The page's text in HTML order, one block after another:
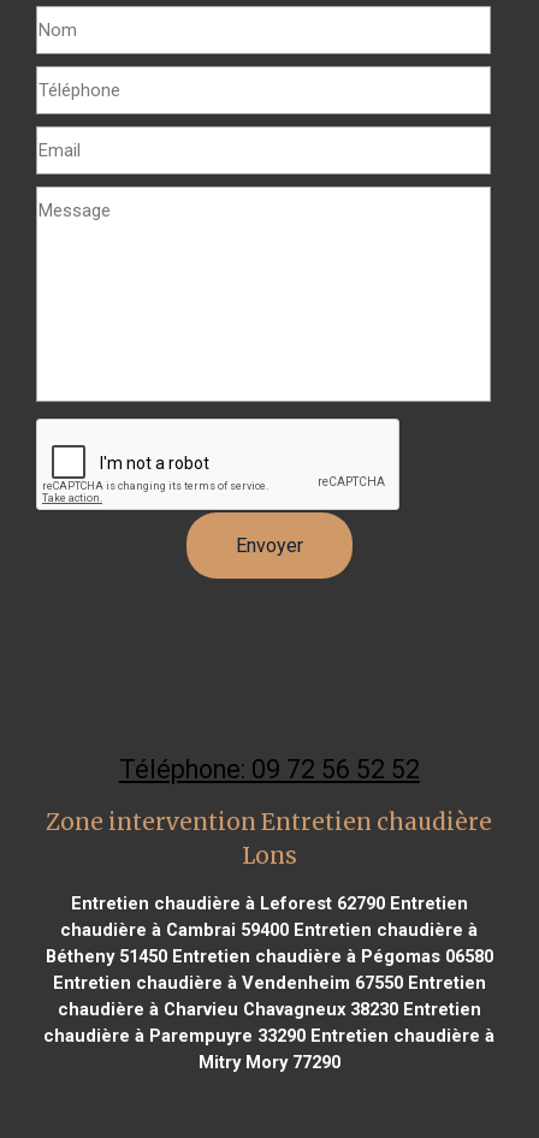
Téléphone: 09 72 56 52 52
Zone intervention Entretien chaudière
Lons
Entretien chaudière à Leforest 62790Entretien
chaudière à Cambrai 59400 Entretien chaudière à
Bétheny 51450Entretien chaudière à Pégomas 06580
Entretien chaudière à Vendenheim 67550Entretien
chaudière à Charvieu Chavagneux 38230Entretien
chaudière à Parempuyre 33290 Entretien chaudière à
Mitry Mory 77290